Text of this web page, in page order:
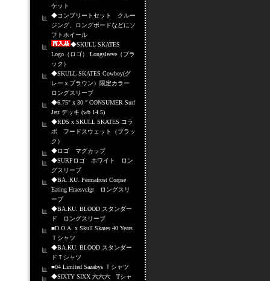
ケット
◆コンプリートセット クルー
ジング、ロングボードなどにソ
フトホイール
◆SKULL SKATES
Logo（ロゴ） Longsleeve（ブラ
ック）
◆SKULL SKATES Cowboy(グ
レーｘブラウン）限定カラー
ロングスリーブ
◆6.75" x 30 " CONSUMER Surf
Jett デッキ (wb 14.5)
◆RDS x SKULL SKATES コラ
ボ フードスウェット（ブラッ
ク）
◆ロゴ マグカップ
◆SURFロゴ ホワイト ロン
グスリーブ
◆BA. KU. Permafrost Corpse
Eating Hraesvelgr ロングスリ
ーブ
◆BA.KU. BLOOD スタンダー
ド ロングスリーブ
■D.O.A. x Skull Skates 40 Years
Ｔシャツ
◆BA.KU. BLOOD スタンダー
ドＴシャツ
■04 Limited Sazabys Ｔシャツ
◆SIXTY SIXX 六六六 Tシャ